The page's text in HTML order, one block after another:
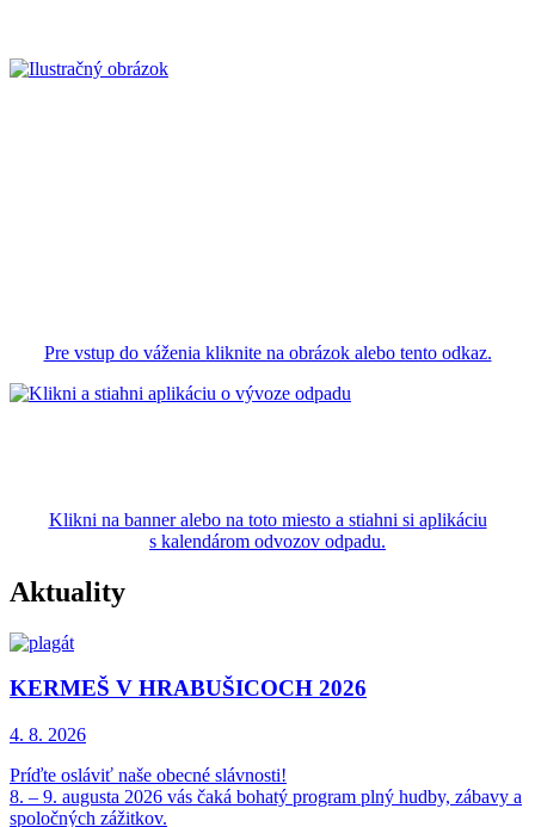
Pre vstup do váženia kliknite na obrázok alebo tento odkaz.
Klikni na banner alebo na toto miesto a stiahni si aplikáciu
s kalendárom odvozov odpadu.
Aktuality
KERMEŠ V HRABUŠICOCH 2026
4. 8. 2026
Príďte osláviť naše obecné slávnosti!
8. – 9. augusta 2026 vás čaká bohatý program plný hudby, zábavy a
spoločných zážitkov.